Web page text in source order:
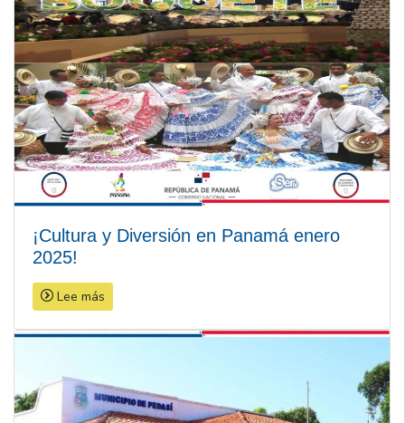
¡Cultura y Diversión en Panamá enero
2025!
Lee más